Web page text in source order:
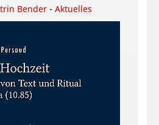
Bender - Aktuelles